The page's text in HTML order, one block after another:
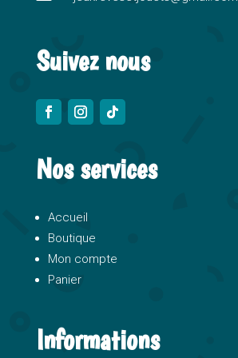
Suivez nous
Nos services
Accueil
Boutique
Mon compte
Panier
Informations